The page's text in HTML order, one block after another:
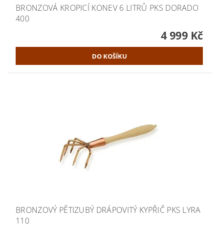
BRONZOVÁ KROPICÍ KONEV 6 LITRŮ PKS DORADO
400
4 999 Kč
BRONZOVÝ PĚTIZUBÝ DRÁPOVITÝ KYPŘIČ PKS LYRA
110